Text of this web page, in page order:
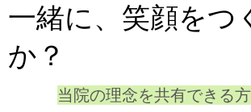
一緒に、笑顔をつ
か？
当院の理念を共有できる